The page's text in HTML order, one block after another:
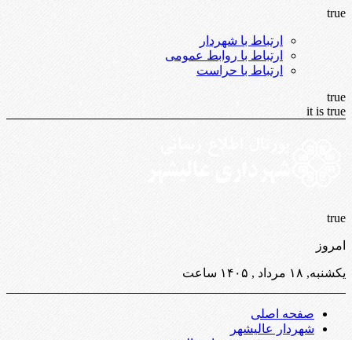
true
ارتباط با شهردار
ارتباط با روابط عمومی
ارتباط با حراست
true
it is true
true
امروز
یکشنبه, ۱۸ مرداد , ۱۴۰۵ ساعت
صفحه اصلی
شهردار عالیشهر